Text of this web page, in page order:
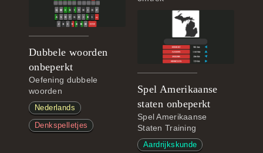
Dubbele woorden
onbeperkt
Oefening dubbele
woorden
Nederlands
Denkspelletjes
Spel Amerikaanse
staten onbeperkt
Spel Amerikaanse
Staten Training
Aardrijkskunde